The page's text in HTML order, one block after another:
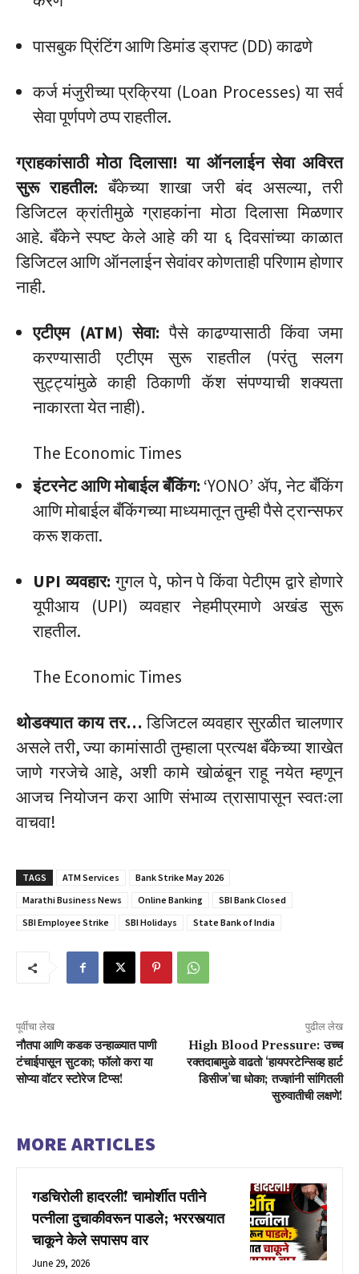
पासबुक प्रिंटिंग आणि डिमांड ड्राफ्ट (DD) काढणे
कर्ज मंजुरीच्या प्रक्रिया (Loan Processes) या सर्व
सेवा पूर्णपणे ठप्प राहतील.
ग्राहकांसाठी मोठा दिलासा! या ऑनलाईन सेवा अविरत
सुरू राहतील: बँकेच्या शाखा जरी बंद असल्या, तरी
डिजिटल क्रांतीमुळे ग्राहकांना मोठा दिलासा मिळणार
आहे. बँकेने स्पष्ट केले आहे की या ६ दिवसांच्या काळात
डिजिटल आणि ऑनलाईन सेवांवर कोणताही परिणाम होणार
नाही.
एटीएम (ATM) सेवा: पैसे काढण्यासाठी किंवा जमा
करण्यासाठी एटीएम सुरू राहतील (परंतु सलग
सुट्ट्यांमुळे काही ठिकाणी कॅश संपण्याची शक्यता
नाकारता येत नाही).
The Economic Times
इंटरनेट आणि मोबाईल बँकिंग: ‘YONO’ ॲप, नेट बँकिंग
आणि मोबाईल बँकिंगच्या माध्यमातून तुम्ही पैसे ट्रान्सफर
करू शकता.
UPI व्यवहार: गुगल पे, फोन पे किंवा पेटीएम द्वारे होणारे
यूपीआय (UPI) व्यवहार नेहमीप्रमाणे अखंड सुरू
राहतील.
The Economic Times
थोडक्यात काय तर… डिजिटल व्यवहार सुरळीत चालणार
असले तरी, ज्या कामांसाठी तुम्हाला प्रत्यक्ष बँकेच्या शाखेत
जाणे गरजेचे आहे, अशी कामे खोळंबून राहू नयेत म्हणून
आजच नियोजन करा आणि संभाव्य त्रासापासून स्वतःला
वाचवा!
TAGS ATM Services
Bank Strike May 2026
Marathi Business News
Online Banking
SBI Bank Closed
SBI Employee Strike
SBI Holidays State Bank of India
पूर्वीचा लेख
नौतपा आणि कडक उन्हाळ्यात पाणी
टंचाईपासून सुटका; फॉलो करा या
सोप्या वॉटर स्टोरेज टिप्स!
पुढील लेख
High Blood Pressure: उच्च
रक्तदाबामुळे वाढतो ‘हायपरटेन्सिव्ह हार्ट
डिसीज’चा धोका; तज्ज्ञांनी सांगितली
सुरुवातीची लक्षणे!
MORE ARTICLES
गडचिरोली हादरली! चामोर्शीत पतीने
पत्नीला दुचाकीवरून पाडले; भररस्त्यात
चाकूने केले सपासप वार
June 29, 2026